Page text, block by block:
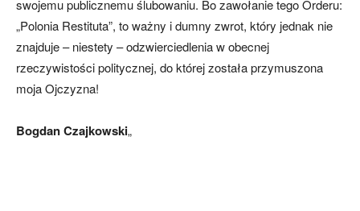
swojemu publicznemu ślubowaniu. Bo zawołanie tego Orderu:
„Polonia Restituta”, to ważny i dumny zwrot, który jednak nie
znajduje – niestety – odzwierciedlenia w obecnej
rzeczywistości politycznej, do której została przymuszona
moja Ojczyzna!
Bogdan Czajkowski„